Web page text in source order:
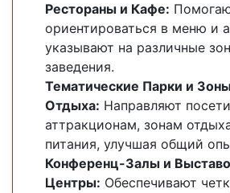
Рестораны и Кафе:
ориентироваться в меню и
указывают на различные
заведения.
Тематические Парки и
Отдыха: Направляют
аттракционам, зонам
питания, улучшая общий
Конференц-Залы и
Центры: Обеспечивают